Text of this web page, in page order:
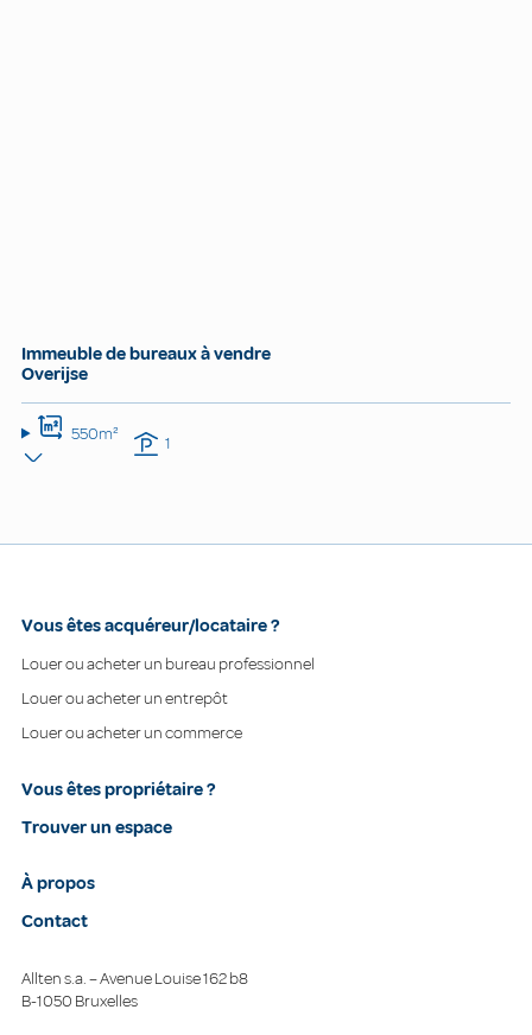
Immeuble de bureaux à vendre
Overijse
550m² 1
Vous êtes acquéreur/locataire ?
Louer ou acheter un bureau professionnel
Louer ou acheter un entrepôt
Louer ou acheter un commerce
Vous êtes propriétaire ?
Trouver un espace
À propos
Contact
Allten s.a. – Avenue Louise 162 b8
B-1050 Bruxelles